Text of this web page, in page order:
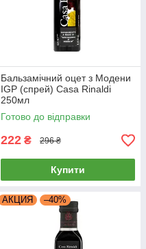
Бальзамічний оцет з Модени
IGP (спрей) Casa Rinaldi
250мл
Готово до відправки
222 ₴ 296 ₴
Купити
АКЦИЯ –40%